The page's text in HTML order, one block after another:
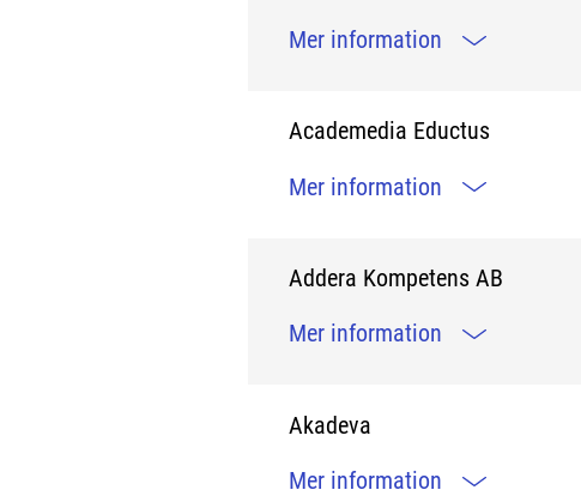
Mer information
Academedia Eductus
Mer information
Addera Kompetens AB
Mer information
Akadeva
Mer information